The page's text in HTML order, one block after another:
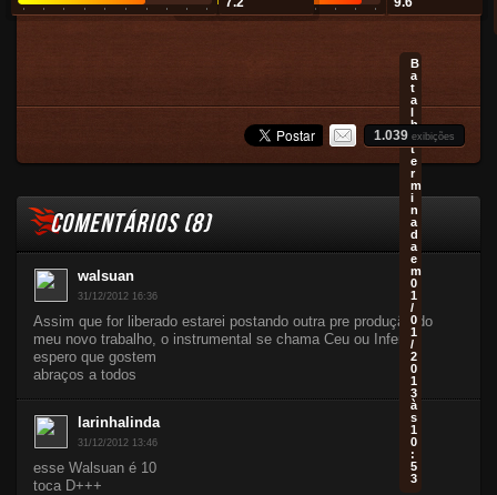
B
a
t
a
l
h
a
t
e
r
m
i
n
a
d
a
e
m
0
1
/
0
1
/
2
0
1
3
à
s
1
0
:
5
3
1.039 exibições
COMENTÁRIOS (8)
walsuan
31/12/2012 16:36
Assim que for liberado estarei postando outra pre produção do
meu novo trabalho, o instrumental se chama Ceu ou Inferno,
espero que gostem
abraços a todos
larinhalinda
31/12/2012 13:46
esse Walsuan é 10
toca D+++